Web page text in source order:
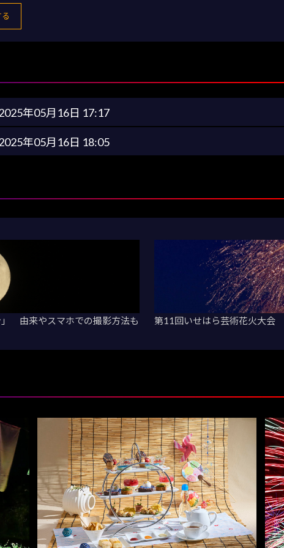
年05月16日 17:17
年05月16日 18:05
」 由来やスマホでの撮影方法も
第11回いせはら芸術花火大